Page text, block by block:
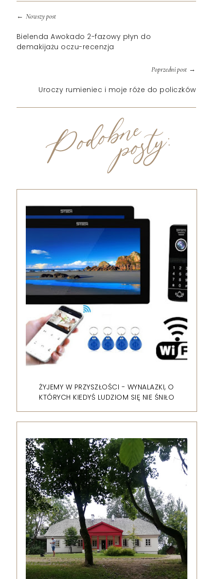
← Nowszy post
Bielenda Awokado 2-fazowy płyn do
demakijażu oczu-recenzja
Poprzedni post→
Uroczy rumieniec i moje róże do policzków
ŻYJEMY W PRZYSZŁOŚCI - WYNALAZKI, O
KTÓRYCH KIEDYŚ LUDZIOM SIĘ NIE ŚNIŁO